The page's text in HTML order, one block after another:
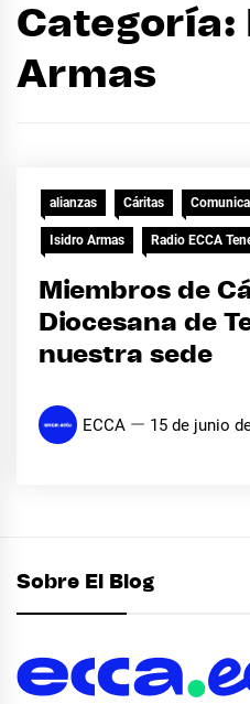
Categoría:
Armas
alianzas Cáritas
Isidro Armas Radio ECCA
Miembros de
Diocesana de
nuestra sede
ECCA 15 de junio
Sobre El Blog